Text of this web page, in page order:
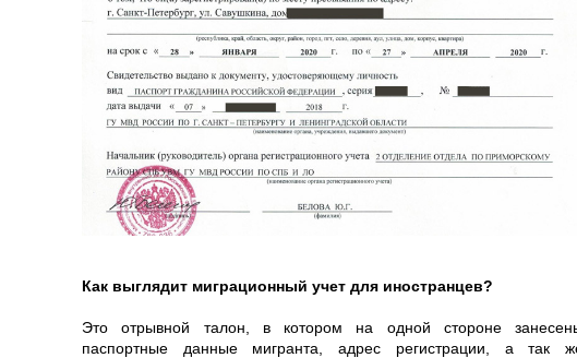
Как выглядит миграционный учет для иностранцев?
Это отрывной талон, в котором на одной стороне
паспортные данные мигранта, адрес регистрации, а так